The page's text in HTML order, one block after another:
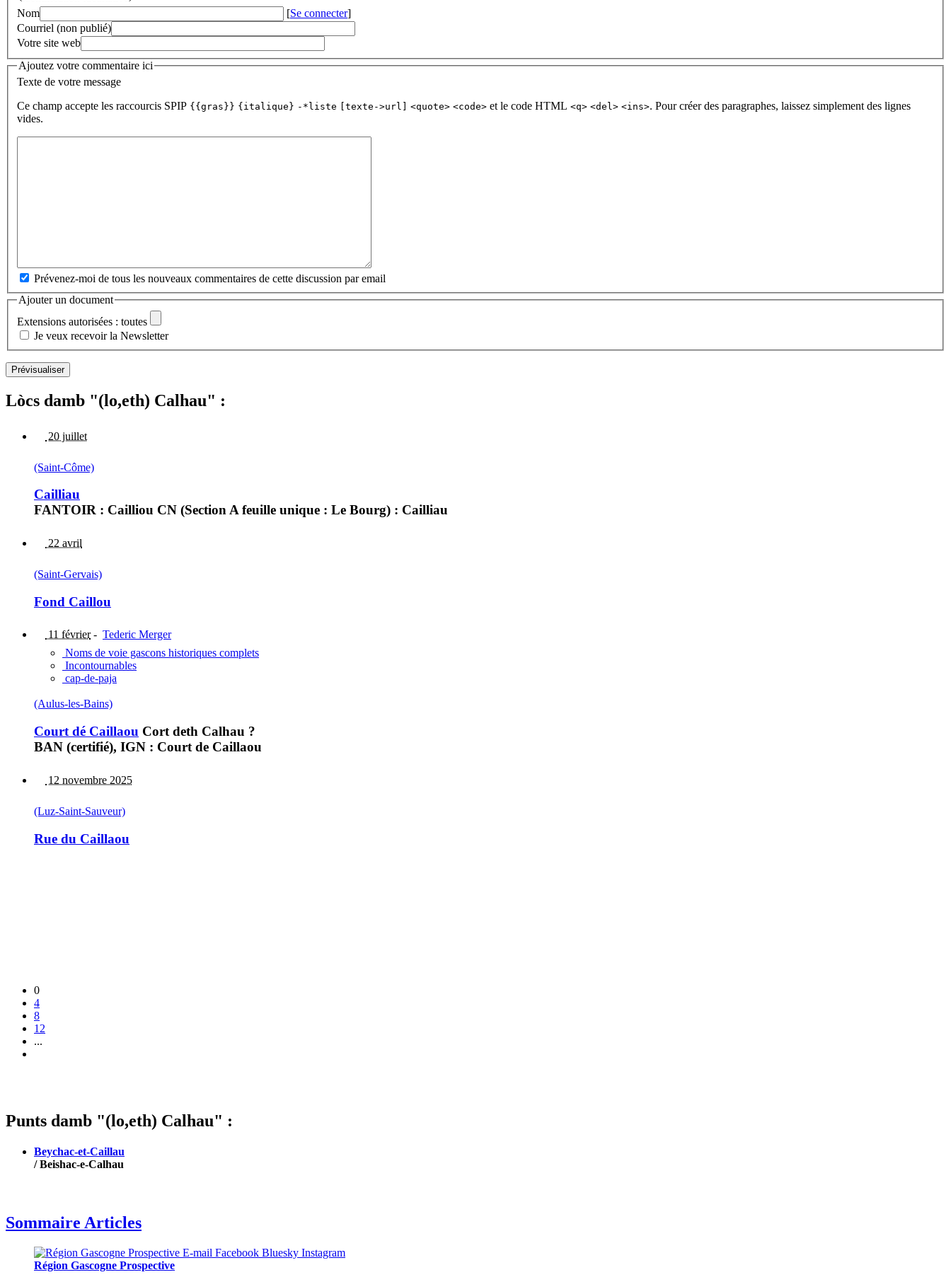
Nom
[Se connecter]
Courriel (non publié)
Votre site web
Ajoutez votre commentaire ici
Texte de votre message
Ce champ accepte les raccourcis SPIP {{gras}} {italique} -*liste [texte->url] <quote> <code> et le code HTML <q> <del> <ins>. Pour créer des paragraphes, laissez simplement des lignes
vides.
Prévenez-moi de tous les nouveaux commentaires de cette discussion par email
Ajouter un document
Extensions autorisées : toutes
Je veux recevoir la Newsletter
Lòcs damb "(lo,eth) Calhau" :
20 juillet
(Saint-Côme)
Cailliau
FANTOIR : Cailliou CN (Section A feuille unique : Le Bourg) : Cailliau
22 avril
(Saint-Gervais)
Fond Caillou
11 février- Tederic Merger
Noms de voie gascons historiques complets
Incontournables
cap-de-paja
(Aulus-les-Bains)
Court dé Caillaou Cort deth Calhau ?
BAN (certifié), IGN : Court de Caillaou
12 novembre 2025
(Luz-Saint-Sauveur)
Rue du Caillaou
0
4
8
12
...
Punts damb "(lo,eth) Calhau" :
Beychac-et-Caillau
/ Beishac-e-Calhau
Sommaire Articles
Région Gascogne Prospective